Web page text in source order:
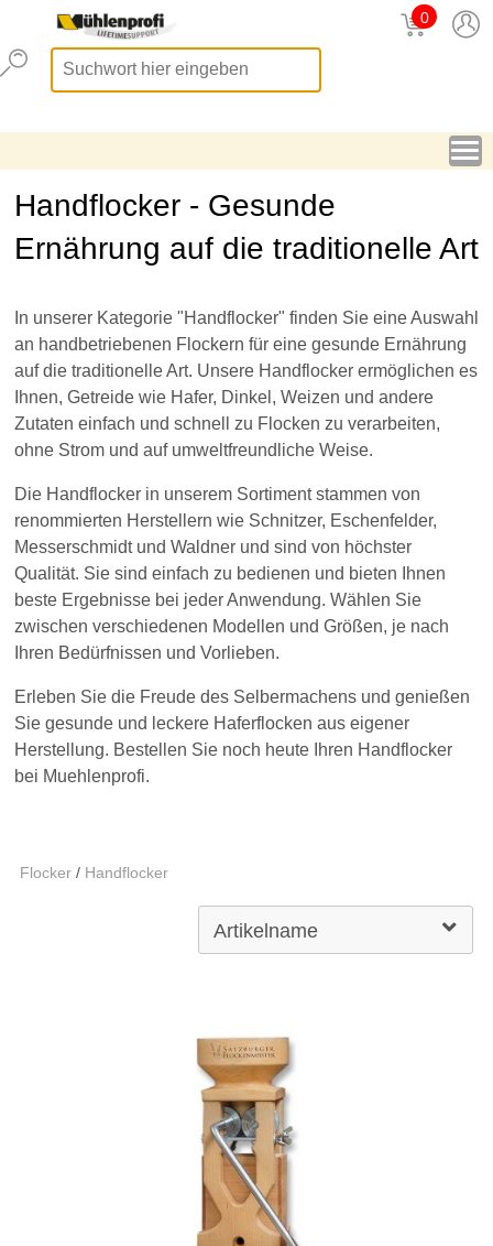
0
Handflocker - Gesunde
Ernährung auf die traditionelle Art
In unserer Kategorie "Handflocker" finden Sie eine Auswahl
an handbetriebenen Flockern für eine gesunde Ernährung
auf die traditionelle Art. Unsere Handflocker ermöglichen es
Ihnen, Getreide wie Hafer, Dinkel, Weizen und andere
Zutaten einfach und schnell zu Flocken zu verarbeiten,
ohne Strom und auf umweltfreundliche Weise.
Die Handflocker in unserem Sortiment stammen von
renommierten Herstellern wie Schnitzer, Eschenfelder,
Messerschmidt und Waldner und sind von höchster
Qualität. Sie sind einfach zu bedienen und bieten Ihnen
beste Ergebnisse bei jeder Anwendung. Wählen Sie
zwischen verschiedenen Modellen und Größen, je nach
Ihren Bedürfnissen und Vorlieben.
Erleben Sie die Freude des Selbermachens und genießen
Sie gesunde und leckere Haferflocken aus eigener
Herstellung. Bestellen Sie noch heute Ihren Handflocker
bei Muehlenprofi.
Flocker / Handflocker